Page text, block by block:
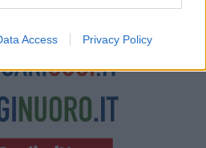
Access Privacy Policy